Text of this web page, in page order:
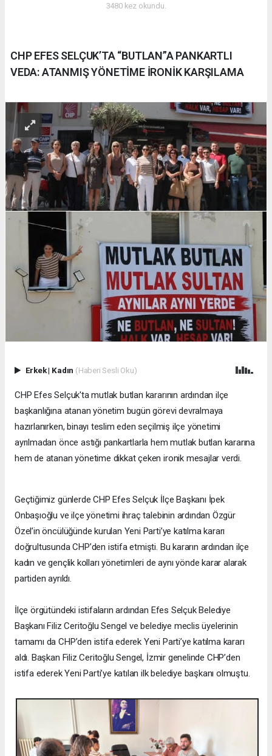
3480 kez okundu.
CHP EFES SELÇUK’TA “BUTLAN”A PANKARTLI
VEDA: ATANMIŞ YÖNETİME İRONİK KARŞILAMA
Erkek| Kadın (Haberi Sesli Oku)
CHP Efes Selçuk'ta mutlak butlan kararının ardından ilçe
başkanlığına atanan yönetim bugün görevi devralmaya
hazırlanırken, binayı teslim eden seçilmiş ilçe yönetimi
ayrılmadan önce astığı pankartlarla hem mutlak butlan kararına
hem de atanan yönetime dikkat çeken ironik mesajlar verdi.
Geçtiğimiz günlerde CHP Efes Selçuk İlçe Başkanı İpek
Onbaşıoğlu ve ilçe yönetimi ihraç talebinin ardından Özgür
Özel’in öncülüğünde kurulan Yeni Parti’ye katılma kararı
doğrultusunda CHP’den istifa etmişti. Bu kararın ardından ilçe
kadın ve gençlik kolları yönetimleri de aynı yönde karar alarak
partiden ayrıldı.
İlçe örgütündeki istifaların ardından Efes Selçuk Belediye
Başkanı Filiz Ceritoğlu Sengel ve belediye meclis üyelerinin
tamamı da CHP’den istifa ederek Yeni Parti’ye katılma kararı
aldı. Başkan Filiz Ceritoğlu Sengel, İzmir genelinde CHP’den
istifa ederek Yeni Parti’ye katılan ilk belediye başkanı olmuştu.